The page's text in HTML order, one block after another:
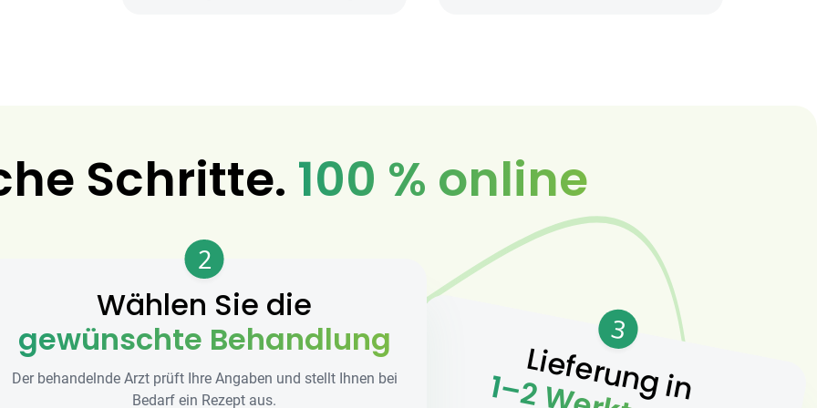
Schritte. 100 % online
2
Wählen Sie die
gewünschte Behandlung
Der behandelnde Arzt prüft Ihre Angaben und stellt Ihnen bei
Bedarf ein Rezept aus.
3
Lieferung in